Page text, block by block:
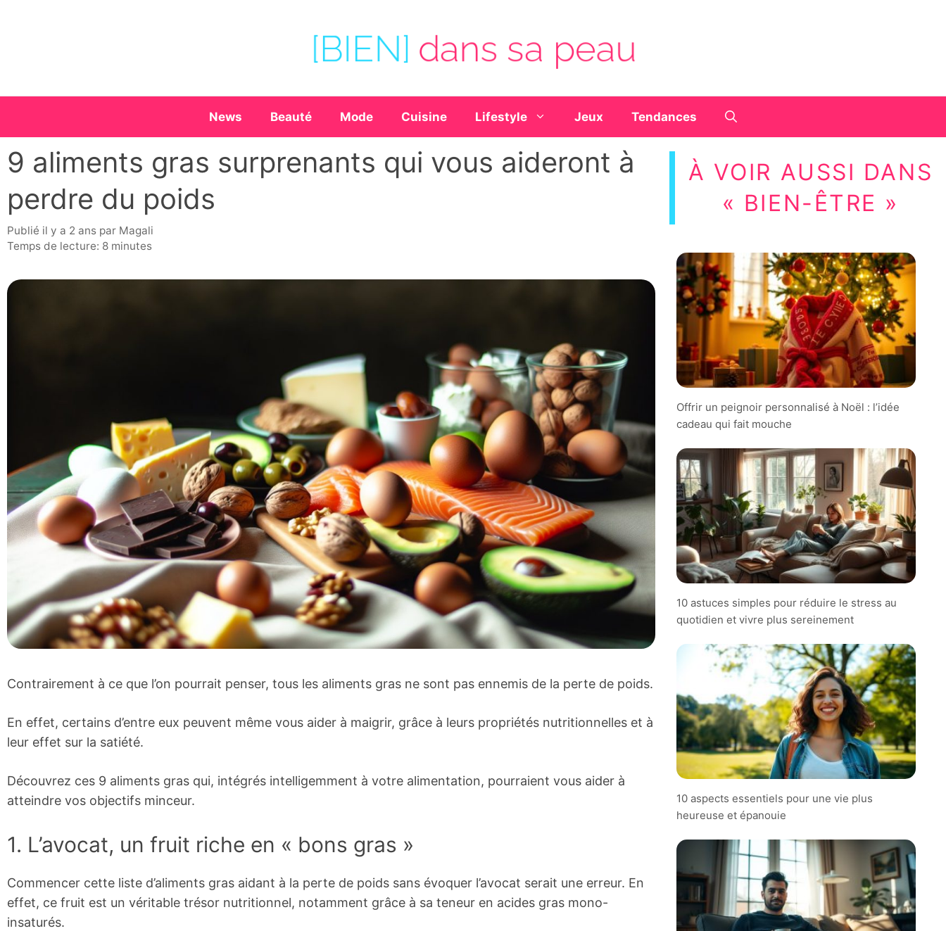
News Beauté Mode Cuisine Lifestyle Jeux Tendances
9 aliments gras surprenants qui vous aideront à
perdre du poids
publié il y a 2 ans par Magali
Temps de lecture: 8 minutes
Contrairement à ce que l’on pourrait penser, tous les aliments gras ne sont pas ennemis de la perte de poids.
En effet, certains d’entre eux peuvent même vous aider à maigrir, grâce à leurs propriétés nutritionnelles et à
leur effet sur la satiété.
Découvrez ces 9 aliments gras qui, intégrés intelligemment à votre alimentation, pourraient vous aider à
atteindre vos objectifs minceur.
1. L’avocat, un fruit riche en « bons gras »
Commencer cette liste d’aliments gras aidant à la perte de poids sans évoquer l’avocat serait une erreur. En
effet, ce fruit est un véritable trésor nutritionnel, notamment grâce à sa teneur en acides gras mono-
insaturés.
À VOIR AUSSI DANS
« BIEN-ÊTRE »
Offrir un peignoir personnalisé à Noël : l’idée
cadeau qui fait mouche
10 astuces simples pour réduire le stress au
quotidien et vivre plus sereinement
10 aspects essentiels pour une vie plus
heureuse et épanouie